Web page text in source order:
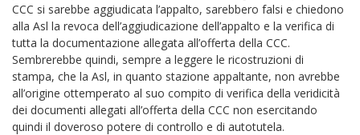
CCC si sarebbe aggiudicata l’appalto, sarebbero falsi e chiedono
alla Asl la revoca dell’aggiudicazione dell’appalto e la verifica di
tutta la documentazione allegata all’offerta della CCC.
Sembrerebbe quindi, sempre a leggere le ricostruzioni di
stampa, che la Asl, in quanto stazione appaltante, non avrebbe
all’origine ottemperato al suo compito di verifica della veridicità
dei documenti allegati all’offerta della CCC non esercitando
quindi il doveroso potere di controllo e di autotutela.